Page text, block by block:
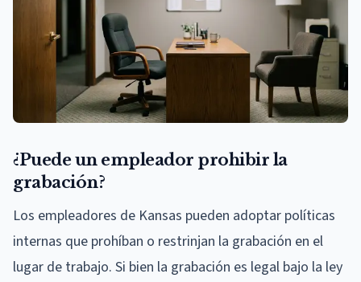
¿Puede un empleador prohibir la
grabación?
Los empleadores de Kansas pueden adoptar políticas
internas que prohíban o restrinjan la grabación en el
lugar de trabajo. Si bien la grabación es legal bajo la ley